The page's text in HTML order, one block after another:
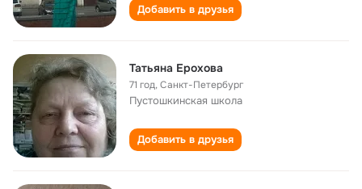
Добавить в друзья
Татьяна Ерохова
71 год,Санкт-Петербург
Пустошкинская школа
Добавить в друзья